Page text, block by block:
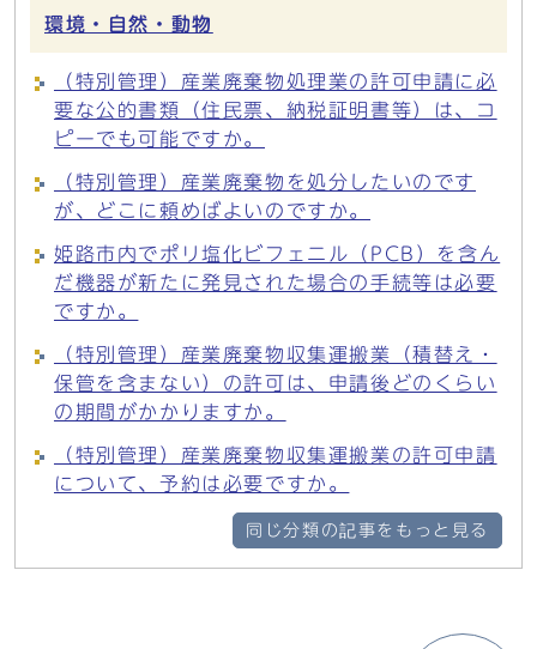
環境・自然・動物
（特別管理）産業廃棄物処理業の許可申請に必
要な公的書類（住民票、納税証明書等）は、コ
ピーでも可能ですか。
（特別管理）産業廃棄物を処分したいのです
が、どこに頼めばよいのですか。
姫路市内でポリ塩化ビフェニル（PCB）を含ん
だ機器が新たに発見された場合の手続等は必要
ですか。
（特別管理）産業廃棄物収集運搬業（積替え・
保管を含まない）の許可は、申請後どのくらい
の期間がかかりますか。
（特別管理）産業廃棄物収集運搬業の許可申請
について、予約は必要ですか。
同じ分類の記事をもっと見る